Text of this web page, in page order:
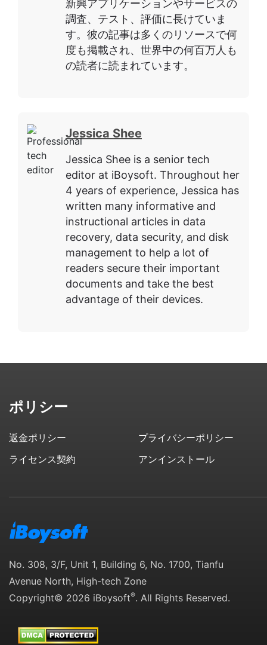
新興アプリケーションやサービスの
調査、テスト、評価に長けていま
す。彼の記事は多くのリソースで何
度も掲載され、世界中の何百万人も
の読者に読まれています。
Jessica Shee
Jessica Shee is a senior tech
editor at iBoysoft. Throughout her
4 years of experience, Jessica has
written many informative and
instructional articles in data
recovery, data security, and disk
management to help a lot of
readers secure their important
documents and take the best
advantage of their devices.
ポリシー
返金ポリシー
プライバシーポリシー
ライセンス契約
アンインストール
No. 308, 3/F, Unit 1, Building 6, No. 1700, Tianfu
Avenue North, High-tech Zone
Copyright© 2026 iBoysoft®. All Rights Reserved.